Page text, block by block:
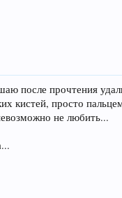
после прочтения
просто
не любить...